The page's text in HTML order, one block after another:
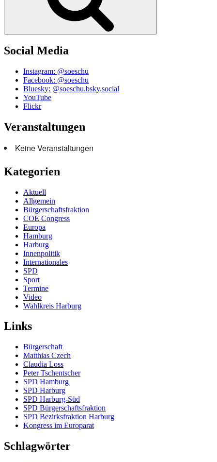
Social Media
Instagram: @soeschu
Facebook: @soeschu
Bluesky: @soeschu.bsky.social
YouTube
Flickr
Veranstaltungen
Keine Veranstaltungen
Kategorien
Aktuell
Allgemein
Bürgerschaftsfraktion
COE Congress
Europa
Hamburg
Harburg
Innenpolitik
Internationales
SPD
Sport
Termine
Video
Wahlkreis Harburg
Links
Bürgerschaft
Matthias Czech
Claudia Loss
Peter Tschentscher
SPD Hamburg
SPD Harburg
SPD Harburg-Süd
SPD Bürgerschaftsfraktion
SPD Bezirksfraktion Harburg
Kongress im Europarat
Schlagwörter